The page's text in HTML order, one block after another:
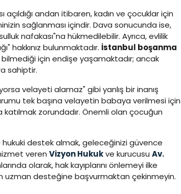
açıldığı andan itibaren, kadın ve çocuklar için
sağlanması içindir. Dava sonucunda ise,
nafakası"na hükmedilebilir. Ayrıca, evlilik
hakkınız bulunmaktadır. İstanbul boşanma
bilmediği için endişe yaşamaktadır; ancak
sahiptir.
velayeti alamaz" gibi yanlış bir inanış
tek başına velayetin babaya verilmesi için
zorundadır. Önemli olan çocuğun
destek almak, geleceğinizi güvence
veren Vizyon Hukukve kurucusu Av.
olarak, hak kayıplarını önlemeyi ilke
uzman desteğine başvurmaktan çekinmeyin.